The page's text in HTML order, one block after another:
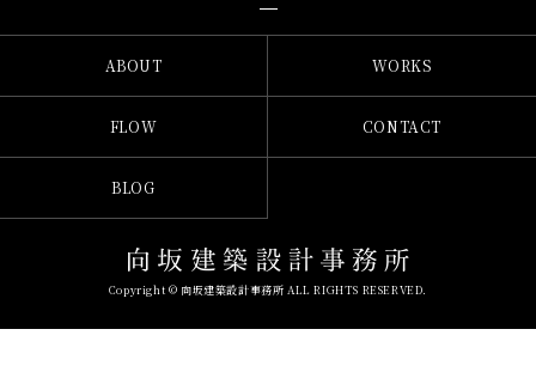
ABOUT WORKS
FLOW CONTACT
BLOG
Copyright © 向坂建築設計事務所 ALL RIGHTS RESERVED.